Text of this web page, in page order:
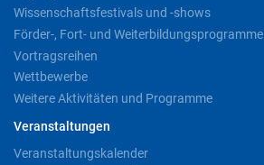
Wissenschaftsfestivals und -shows
Förder-, Fort- und Weiterbildungsprogramme
Vortragsreihen
Wettbewerbe
Weitere Aktivitäten und Programme
Veranstaltungen
Veranstaltungskalender